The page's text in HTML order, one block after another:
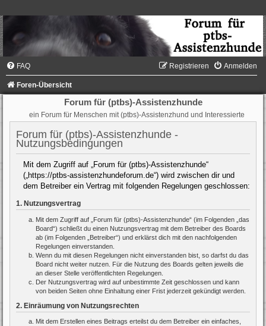
FAQ Anmelden
Registrieren
Foren-Übersicht
Forum für (ptbs)-Assistenzhunde
ein Forum für Menschen mit (ptbs)-Assistenzhund und Interessierte
Forum für (ptbs)-Assistenzhunde -
Nutzungsbedingungen
Mit dem Zugriff auf „Forum für (ptbs)-Assistenzhunde“
(„https://ptbs-assistenzhundeforum.de“) wird zwischen dir und
dem Betreiber ein Vertrag mit folgenden Regelungen geschlossen:
1. Nutzungsvertrag
Mit dem Zugriff auf „Forum für (ptbs)-Assistenzhunde“ (im Folgenden „das
Board“) schließt du einen Nutzungsvertrag mit dem Betreiber des Boards
ab (im Folgenden „Betreiber“) und erklärst dich mit den nachfolgenden
Regelungen einverstanden.
Wenn du mit diesen Regelungen nicht einverstanden bist, so darfst du das
Board nicht weiter nutzen. Für die Nutzung des Boards gelten jeweils die
an dieser Stelle veröffentlichten Regelungen.
Der Nutzungsvertrag wird auf unbestimmte Zeit geschlossen und kann
von beiden Seiten ohne Einhaltung einer Frist jederzeit gekündigt werden.
2. Einräumung von Nutzungsrechten
Mit dem Erstellen eines Beitrags erteilst du dem Betreiber ein einfaches,